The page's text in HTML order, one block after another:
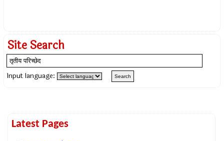
Site Search
Input language:
Latest Pages